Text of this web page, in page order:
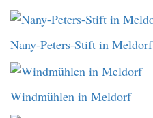
Nany-Peters-Stift in Meldorf
Windmühlen in Meldorf